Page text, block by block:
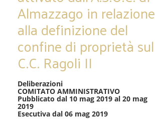
Almazzago in relazione
alla definizione del
confine di proprietà sul
C.C. Ragoli II
Deliberazioni
COMITATO AMMINISTRATIVO
Pubblicato dal 10 mag 2019 al 20 mag
2019
Esecutiva dal 06 mag 2019